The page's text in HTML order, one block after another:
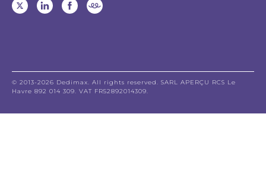
© 2013-2026 Dedimax. All rights reserved. SARL APERÇU RCS Le
Havre 892 014 309. VAT FR52892014309.